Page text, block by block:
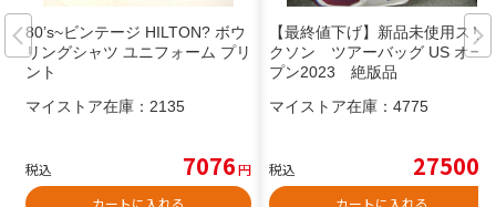
80’s~ビンテージ HILTON? ボウ
リングシャツ ユニフォーム プリ
ント
マイストア在庫： 2135
税込 7076円
カートに入れる
【最終値下げ】新品未使用スリ
クソン ツアーバッグ US オー
プン2023 絶版品
マイストア在庫： 4775
税込 27500
カートに入れる